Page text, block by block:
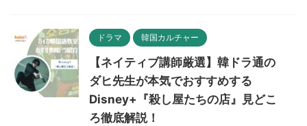
ドラマ 韓国カルチャー
【ネイティブ講師厳選】韓ドラ通の
ダヒ先生が本気でおすすめする
Disney+『殺し屋たちの店』見どこ
ろ徹底解説！